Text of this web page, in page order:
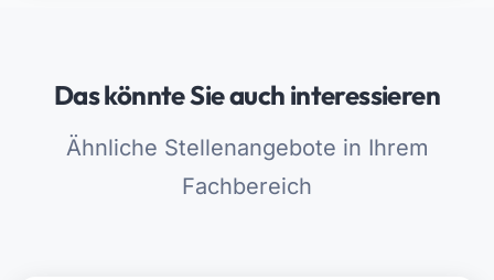
Das könnte Sie auch interessieren
Ähnliche Stellenangebote in Ihrem
Fachbereich